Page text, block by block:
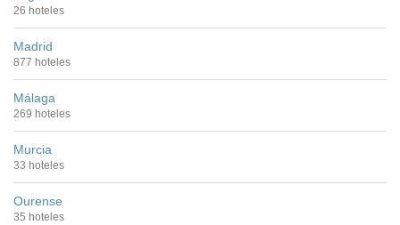
26 hoteles
Madrid
877 hoteles
Málaga
269 hoteles
Murcia
33 hoteles
Ourense
35 hoteles